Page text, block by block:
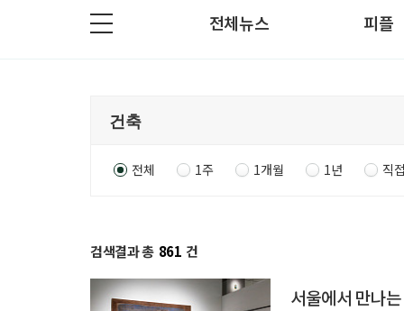
전체뉴스 피플
전체 1주 1개월 1년 직
검색결과 총 861 건
서울에서 만나